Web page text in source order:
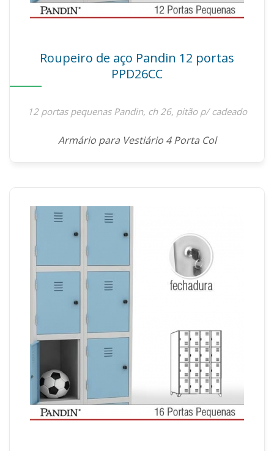
Roupeiro de aço Pandin 12 portas
PPD26CC
12 portas pequenas Pandin, ch 26, pitão p/ cadeado
Armário para Vestiário 4 Porta Col